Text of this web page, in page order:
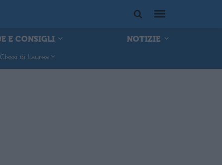
E CONSIGLI NOTIZIE
Classi di Laurea